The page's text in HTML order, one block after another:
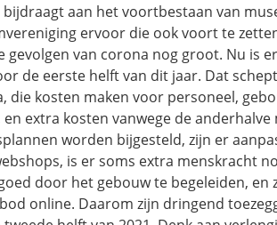
aan het voortbestaan van
ervoor die ook voort te
van corona nog groot. Nu is
de eerste helft van dit jaar. Dat
die kosten maken voor personeel,
extra kosten vanwege de anderhalve
worden bijgesteld, zijn er
is er soms extra menskracht
door het gebouw te begeleiden, en
online. Daarom zijn dringend